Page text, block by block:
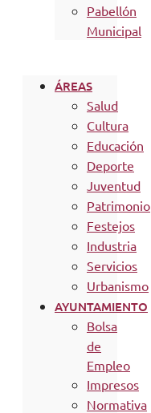
Pabellón
Municipal
ÁREAS
Salud
Cultura
Educación
Deporte
Juventud
Patrimonio
Festejos
Industria
Servicios
Urbanismo
AYUNTAMIENTO
Bolsa
de
Empleo
Impresos
Normativa